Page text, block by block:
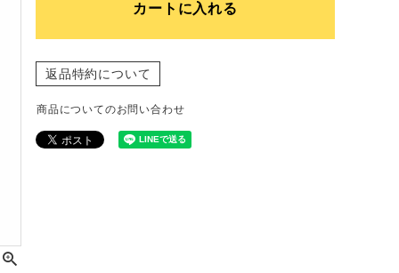
カートに入れる
返品特約について
商品についてのお問い合わせ